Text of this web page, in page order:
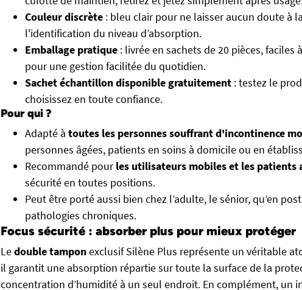
Couleur discrète : bleu clair pour ne laisser aucun doute à
l'identification du niveau d’absorption.
Emballage pratique : livrée en sachets de 20 pièces,
pour une gestion facilitée du quotidien.
Sachet échantillon disponible gratuitement : testez le
choisissez en toute confiance.
Pour qui ?
Adapté à toutes les personnes souffrant d'incontinence
personnes âgées, patients en soins à domicile ou en
Recommandé pourles utilisateurs mobiles et les patients
sécurité en toutes positions.
Peut être porté aussi bien chez l’adulte, le sénior, qu’en
pathologies chroniques.
Focus sécurité : absorber plus pour mieux protéger
Ledouble tamponexclusif Silène Plus représente un véritable
il garantit une absorption répartie sur toute la surface de la
concentration d’humidité à un seul endroit. En complément, un